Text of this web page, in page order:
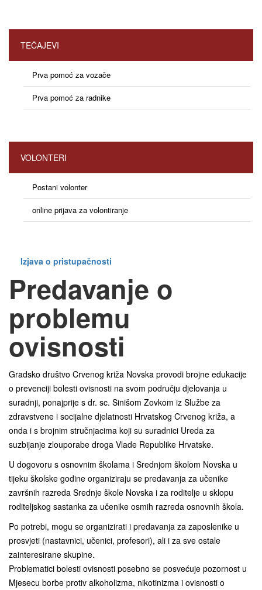
TEČAJEVI
Prva pomoć za vozače
Prva pomoć za radnike
VOLONTERI
Postani volonter
online prijava za volontiranje
Izjava o pristupačnosti
Predavanje o
problemu
ovisnosti
Gradsko društvo Crvenog križa Novska provodi brojne edukacije
o prevenciji bolesti ovisnosti na svom području djelovanja u
suradnji, ponajprije s dr. sc. Sinišom Zovkom iz Službe za
zdravstvene i socijalne djelatnosti Hrvatskog Crvenog križa, a
onda i s brojnim stručnjacima koji su suradnici Ureda za
suzbijanje zlouporabe droga Vlade Republike Hrvatske.
U dogovoru s osnovnim školama i Srednjom školom Novska u
tijeku školske godine organiziraju se predavanja za učenike
završnih razreda Srednje škole Novska i za roditelje u sklopu
roditeljskog sastanka za učenike osmih razreda osnovnih škola.
Po potrebi, mogu se organizirati i predavanja za zaposlenike u
prosvjeti (nastavnici, učenici, profesori), ali i za sve ostale
zainteresirane skupine.
Problematici bolesti ovisnosti posebno se posvećuje pozornost u
Mjesecu borbe protiv alkoholizma, nikotinizma i ovisnosti o